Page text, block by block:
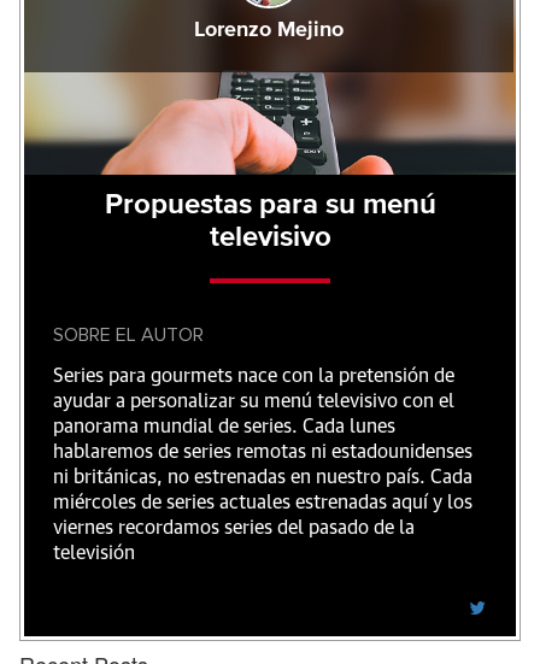
Lorenzo Mejino
Propuestas para su menú
televisivo
SOBRE EL AUTOR
Series para gourmets nace con la pretensión de
ayudar a personalizar su menú televisivo con el
panorama mundial de series. Cada lunes
hablaremos de series remotas ni estadounidenses
ni británicas, no estrenadas en nuestro país. Cada
miércoles de series actuales estrenadas aquí y los
viernes recordamos series del pasado de la
televisión